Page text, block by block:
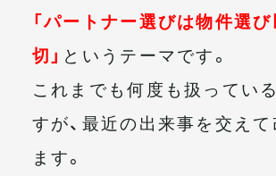
「パートナー選びは物件選
切」 というテーマです。
これまでも何度も扱ってい
すが、最近の出来事を交え
ます。